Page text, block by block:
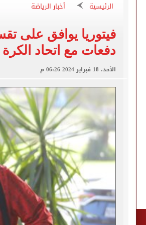
صفقة محمد صلاح تتصدر
محمود حميدة يحتفل بزفاف
إخلاء سبيل سائق أوبر
الرئيسية أخبار الرياضة
دفعات مع اتحاد الكرة
الأحد، 18 فبراير 2024 06:26 م